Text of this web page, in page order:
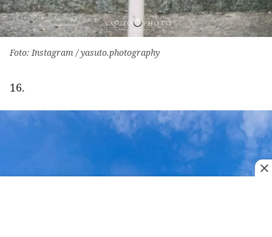
Foto: Instagram / yasuto.photography
16.